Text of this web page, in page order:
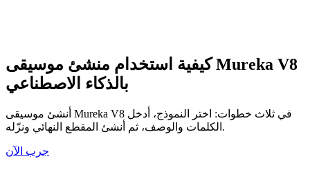
كيفية استخدام منشئ موسيقى Mureka V8
بالذكاء الاصطناعي
أنشئ موسيقى Mureka V8 في ثلاث خطوات: اختر النموذج، أدخل
الكلمات والوصف، ثم أنشئ المقطع النهائي ونزّله.
جرب الآن